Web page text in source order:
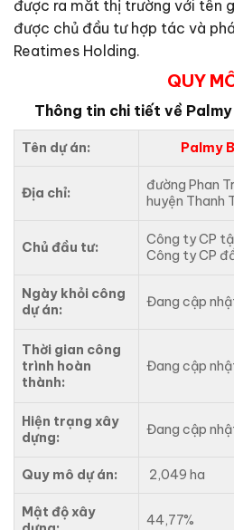
được ra mắt thị trường với tên
được chủ đầu tư hợp tác và
Reatimes Holding.
QUY
Thông tin chi tiết về
Tên dự án: Palmy
Địa chỉ:
đường Phan
huyện Thanh
Chủ đầu tư:
Công ty CP
Công ty CP
Ngày khỏi công
dự án:
Đang cập
Thời gian công
trình hoàn
thành:
Đang cập
Hiện trạng xây
dựng:
Đang cập
Quy mô dự án: 2,049 ha
Mật độ xây
44,77%